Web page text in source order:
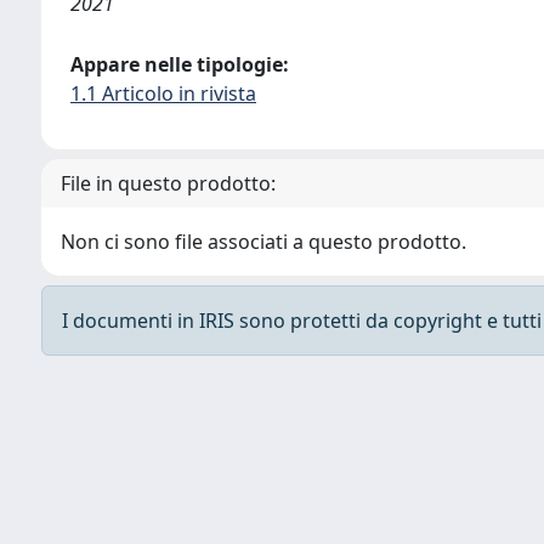
Appare nelle tipologie:
1.1 Articolo in rivista
File in questo prodotto:
Non ci sono file associati a questo prodotto.
I documenti in IRIS sono protetti da copyright e